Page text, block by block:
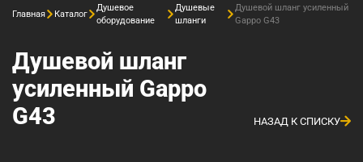
Главная Каталог
Душевое
оборудование
Душевые
шланги
Душевой шланг усиленный
Gappo G43
Душевой шланг
усиленный Gappo
G43
НАЗАД К СПИСКУ